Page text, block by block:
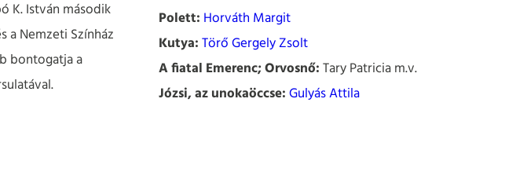
K. István második
a Nemzeti Színház
bontogatja a
Polett: Horváth Margit
Kutya:Törő Gergely Zsolt
A fiatal Emerenc; Orvosnő:Tary Patricia m.v.
Józsi, az unokaöccse:Gulyás Attila